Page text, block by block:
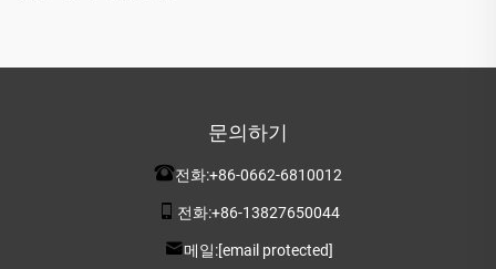
문의하기
전화:+86-0662-6810012
전화:+86-13827650044
메일:[email protected]